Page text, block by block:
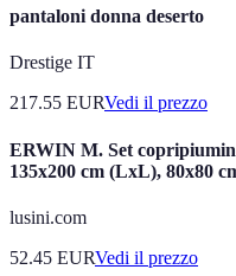
pantaloni donna deserto
Drestige IT
217.55 EURVedi il prezzo
ERWIN M. Set
135x200 cm (LxL), 80x80
lusini.com
52.45 EURVedi il prezzo